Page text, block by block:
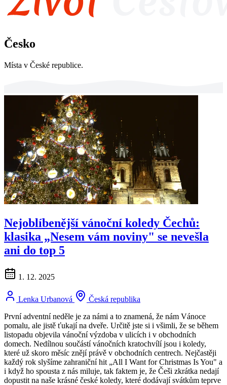
Česko
Místa v České republice.
Nejoblíbenější vánoční koledy Čechů:
klasika „Nesem vám noviny" se nevešla
ani do top 5
1. 12. 2025
Lenka Urbanová
Česká republika
První adventní neděle je za námi a to znamená, že nám Vánoce
pomalu, ale jistě ťukají na dveře. Určitě jste si i všimli, že se během
listopadu objevila vánoční výzdoba v ulicích i v obchodních
domech. Nedílnou součástí vánočních kratochvílí jsou i koledy,
které už skoro měsíc znějí právě v obchodních centrech. Nejčastěji
každý rok slyšíme zahraniční hit „All I Want for Christmas Is You" a
i když ho spousta z nás miluje, tak faktem je, že Češi zkrátka nedají
dopustit na naše krásné české koledy, které dodávají svátkům teprve